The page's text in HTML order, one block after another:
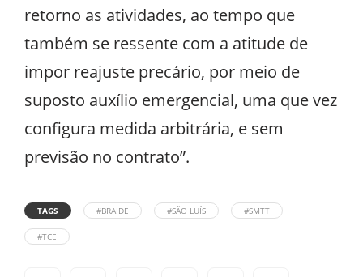
retorno as atividades, ao tempo que
também se ressente com a atitude de
impor reajuste precário, por meio de
suposto auxílio emergencial, uma que vez
configura medida arbitrária, e sem
previsão no contrato”.
TAGS #BRAIDE #SÃO LUÍS #SMTT
#TCE